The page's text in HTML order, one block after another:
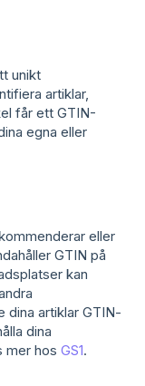
unikt
artiklar,
får ett GTIN-
egna eller
eller
GTIN på
kan
dina artiklar GTIN-
dina
mer hos GS1.